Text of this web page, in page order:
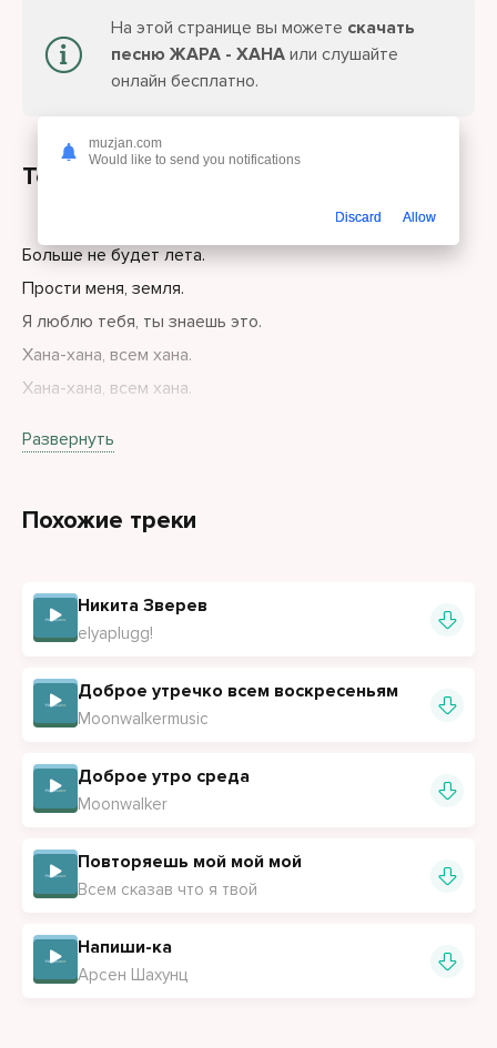
На этой странице вы можете скачать
песню ЖАРА - ХАНА или слушайте
онлайн бесплатно.
Текст песни
Больше не будет лета.
Прости меня, земля.
Я люблю тебя, ты знаешь это.
Хана-хана, всем хана.
Хана-хана, всем хана.
Развернуть
Похожие треки
Никита Зверев
elyaplugg!
Доброе утречко всем воскресеньям
Moonwalkermusic
Доброе утро среда
Moonwalker
Повторяешь мой мой мой
Всем сказав что я твой
Напиши-ка
Арсен Шахунц
muzjan.com
Would like to send you notifications
Discard Allow